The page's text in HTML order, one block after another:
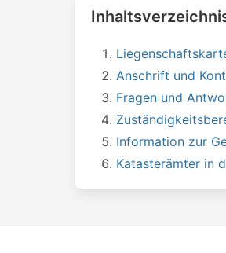
Anschrift und
Fragen und
Information zur
Katasterämter in